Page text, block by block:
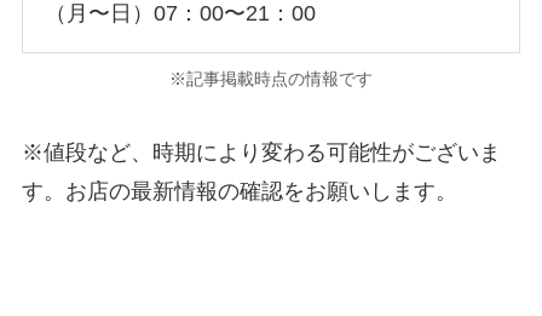
（月〜日）07：00〜21：00
※記事掲載時点の情報です
※値段など、時期により変わる可能性がございま
す。お店の最新情報の確認をお願いします。